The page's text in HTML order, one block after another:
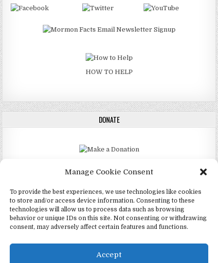
Manage Cookie Consent
To provide the best experiences, we use technologies like cookies
to store and/or access device information. Consenting to these
technologies will allow us to process data such as browsing
behavior or unique IDs on this site. Not consenting or withdrawing
consent, may adversely affect certain features and functions.
Accept
HOW TO HELP
DONATE
Copyright © 2026 4Mormon (Mormones)
Design by ThemesDNA.com
Português